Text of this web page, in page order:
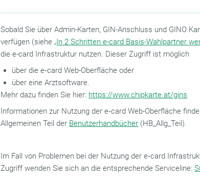
Sobald Sie über Admin-Karten, GIN-Anschluss und GINO
verfügen (siehe„In 2 Schritten e-card Basis-Wahlpartner
die e-card Infrastruktur nutzen. Dieser Zugriff ist möglich
über die e‑card Web-Oberfläche oder
über eine Arztsoftware.
Mehr dazu finden Sie hier: https://www.chipkarte.at/gins
Informationen zur Nutzung der e‑card Web-Oberfläche
Allgemeinen Teil der Benutzerhandbücher (HB_Allg_Teil).
Im Fall von Problemen bei der Nutzung der e‑card
Zugriff wenden Sie sich an die entsprechende Serviceline: